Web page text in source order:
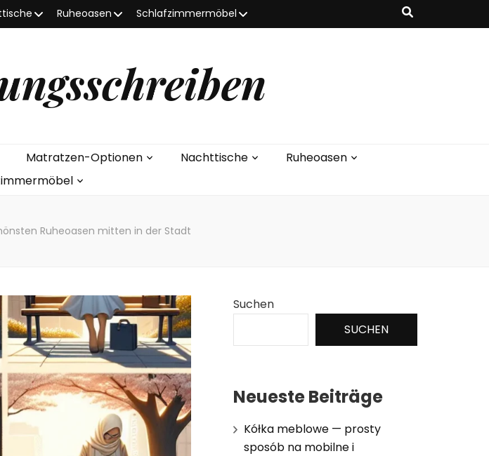
Ruheoasen Schlafzimmermöbel
Matratzen-Optionen Nachttische
Ruheoasen
Ruheoasen mitten in der Stadt
Suchen
SUCHEN
Neueste Beiträge
Kółka meblowe — prosty
sposób na mobilne i